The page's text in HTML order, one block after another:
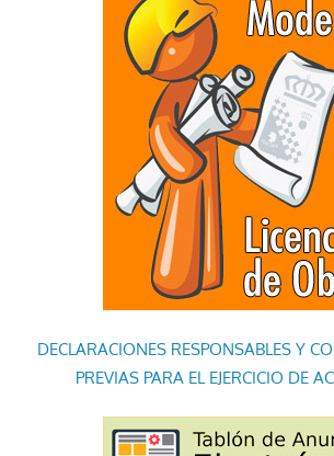
DECLARACIONES RESPONSABLES Y
PREVIAS PARA EL EJERCICIO DE